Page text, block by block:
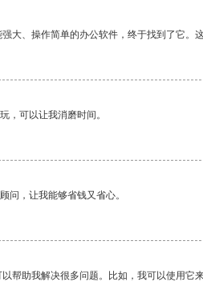
大、操作简单的办公软件，终于找到了它。
，可以让我消磨时间。
问，让我能够省钱又省心。
帮助我解决很多问题。比如，我可以使用它